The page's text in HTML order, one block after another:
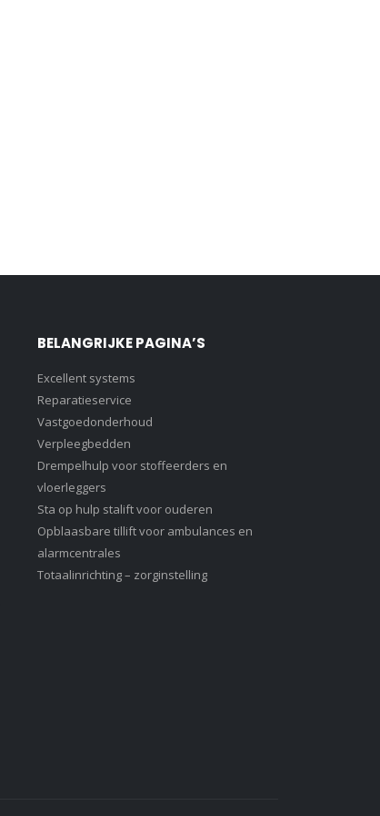
BELANGRIJKE PAGINA’S
Excellent systems
Reparatieservice
Vastgoedonderhoud
Verpleegbedden
Drempelhulp voor stoffeerders en
vloerleggers
Sta op hulp stalift voor ouderen
Opblaasbare tillift voor ambulances en
alarmcentrales
Totaalinrichting – zorginstelling